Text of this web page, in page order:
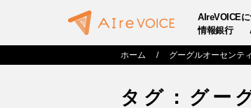
AIreVOICE
情報銀行
ホーム グーグルオーセンテ
タグ：グー